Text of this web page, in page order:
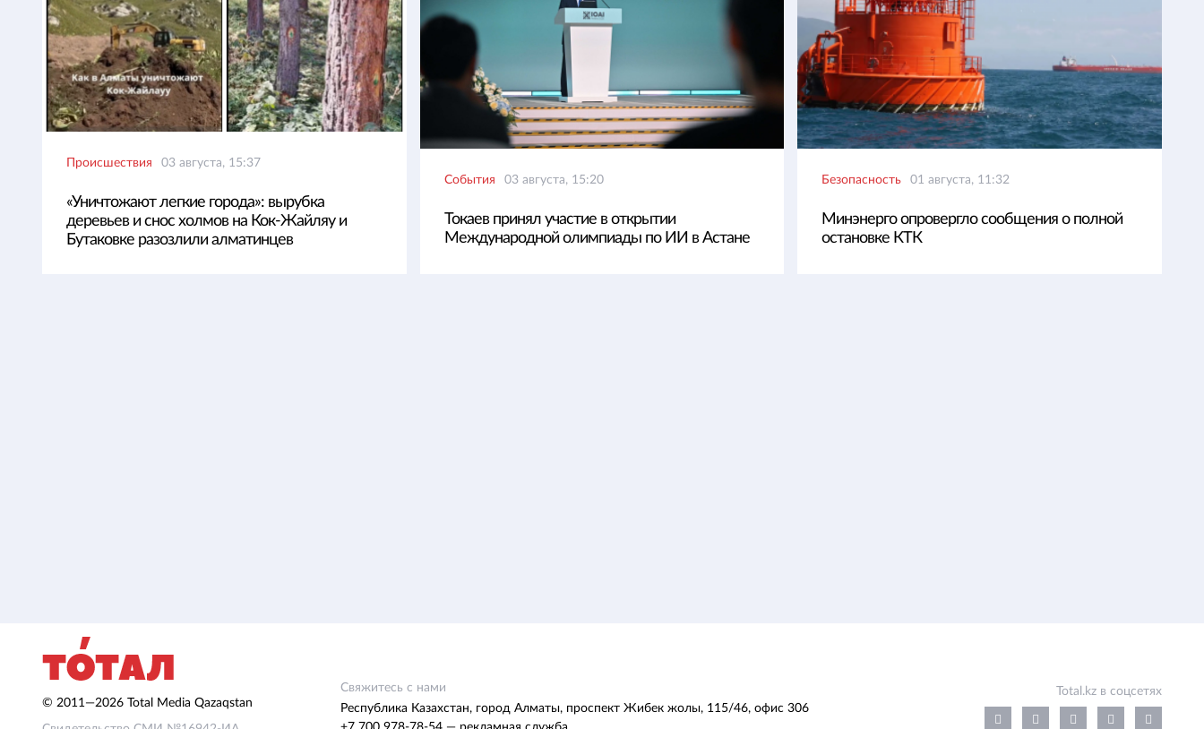
Происшествия 03 августа, 15:37
«Уничтожают легкие города»: вырубка
деревьев и снос холмов на Кок-Жайляу и
Бутаковке разозлили алматинцев
События 03 августа, 15:20
Токаев принял участие в открытии
Международной олимпиады по ИИ в Астане
Безопасность 01 августа, 11:32
Минэнерго опровергло сообщения о полной
остановке КТК
© 2011—2026 Total Media Qazaqstan
Свяжитесь с нами
Республика Казахстан, город Алматы, проспект Жибек жолы, 115/46, офис 306
Total.kz в соцсетях